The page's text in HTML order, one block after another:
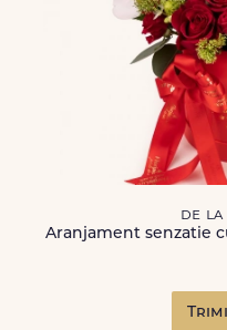
de la
Aranjament senzatie